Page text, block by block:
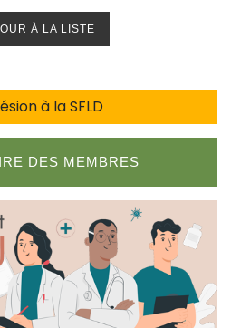
À LA LISTE
à la SFLD
DES MEMBRES